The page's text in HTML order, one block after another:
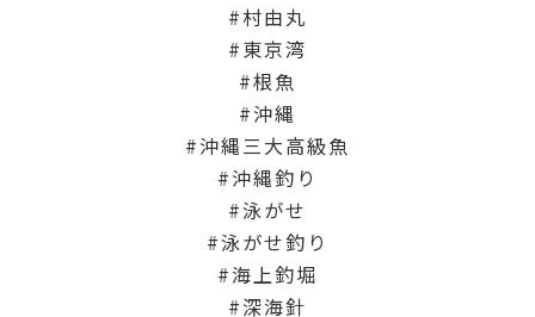
村由丸
東京湾
根魚
沖縄
沖縄三大高級魚
沖縄釣り
泳がせ
泳がせ釣り
海上釣堀
深海針